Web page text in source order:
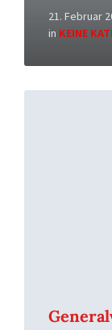
21. Februar
in KEINE